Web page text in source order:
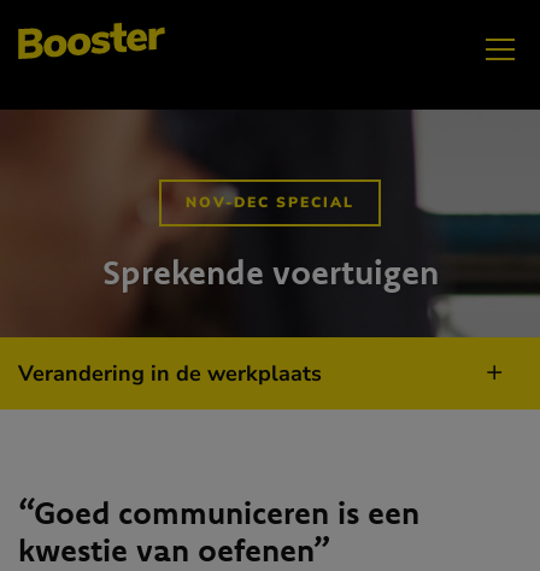
NOV-DEC SPECIAL
Sprekende voertuigen
Verandering in de werkplaats
“Goed communiceren is een
kwestie van oefenen”